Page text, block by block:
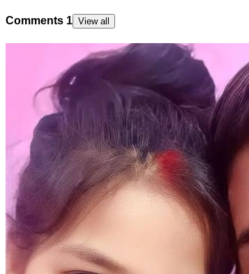
Comments 1 View all